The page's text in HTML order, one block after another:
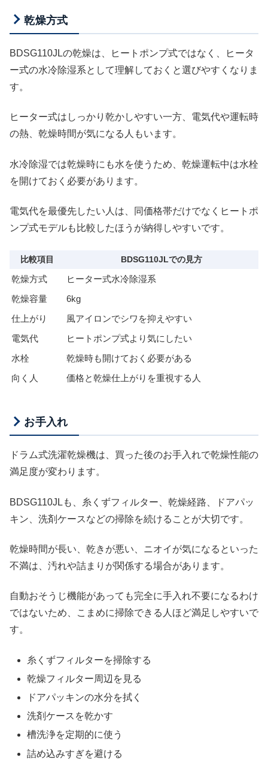
乾燥方式
BDSG110JLの乾燥は、ヒートポンプ式ではなく、ヒータ
ー式の水冷除湿系として理解しておくと選びやすくなりま
す。
ヒーター式はしっかり乾かしやすい一方、電気代や運転時
の熱、乾燥時間が気になる人もいます。
水冷除湿では乾燥時にも水を使うため、乾燥運転中は水栓
を開けておく必要があります。
電気代を最優先したい人は、同価格帯だけでなくヒートポ
ンプ式モデルも比較したほうが納得しやすいです。
比較項目 BDSG110JLでの見方
乾燥方式
ヒーター式水冷除湿系
乾燥容量
6kg
仕上がり
風アイロンでシワを抑えやすい
電気代
ヒートポンプ式より気にしたい
水栓
乾燥時も開けておく必要がある
向く人
価格と乾燥仕上がりを重視する人
お手入れ
ドラム式洗濯乾燥機は、買った後のお手入れで乾燥性能の
満足度が変わります。
BDSG110JLも、糸くずフィルター、乾燥経路、ドアパッ
キン、洗剤ケースなどの掃除を続けることが大切です。
乾燥時間が長い、乾きが悪い、ニオイが気になるといった
不満は、汚れや詰まりが関係する場合があります。
自動おそうじ機能があっても完全に手入れ不要になるわけ
ではないため、こまめに掃除できる人ほど満足しやすいで
す。
糸くずフィルターを掃除する
乾燥フィルター周辺を見る
ドアパッキンの水分を拭く
洗剤ケースを乾かす
槽洗浄を定期的に使う
詰め込みすぎを避ける